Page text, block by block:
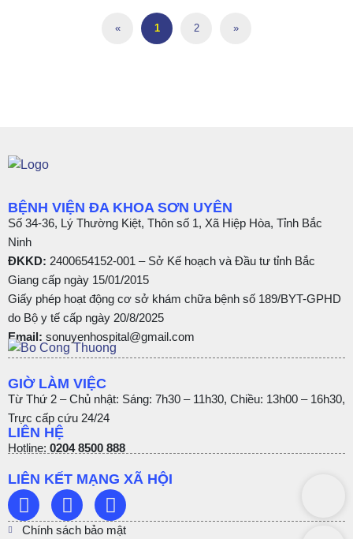
« 1 2 »
BỆNH VIỆN ĐA KHOA SƠN UYÊN
Số 34-36, Lý Thường Kiệt, Thôn số 1, Xã Hiệp Hòa, Tỉnh Bắc
Ninh
ĐKKD: 2400654152-001 – Sở Kế hoạch và Đầu tư tỉnh Bắc
Giang cấp ngày 15/01/2015
Giấy phép hoạt động cơ sở khám chữa bệnh số 189/BYT-GPHD
do Bộ y tế cấp ngày 20/8/2025
Email: sonuyenhospital@gmail.com
GIỜ LÀM VIỆC
Từ Thứ 2 – Chủ nhật: Sáng: 7h30 – 11h30, Chiều: 13h00 – 16h30,
Trực cấp cứu 24/24
LIÊN HỆ
Hotline: 0204 8500 888
LIÊN KẾT MẠNG XÃ HỘI
Chính sách bảo mật